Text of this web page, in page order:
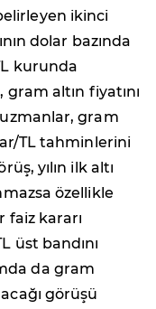
ikinci
dolar bazında
kurunda
altın fiyatını
gram
TL tahminlerini
yılın ilk altı
özellikle
faiz kararı
üst bandını
da gram
görüşü